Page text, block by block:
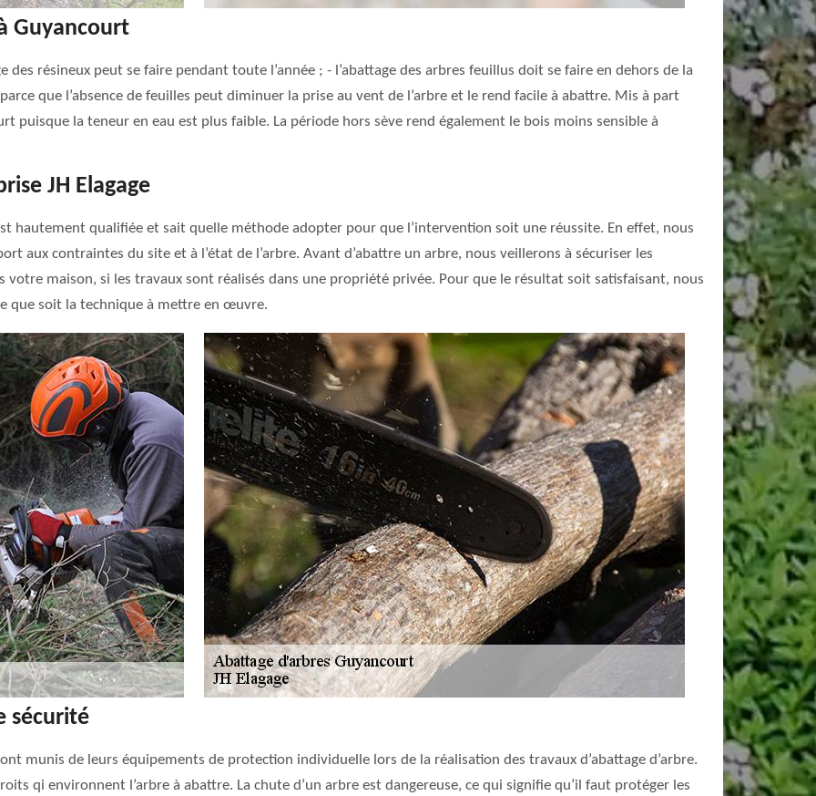
Guyancourt
des résineux peut se faire pendant toute l’année ; - l’abattage des arbres feuillus doit se faire en dehors de la
que l’absence de feuilles peut diminuer la prise au vent de l’arbre et le rend facile à abattre. Mis à part
puisque la teneur en eau est plus faible. La période hors sève rend également le bois moins sensible à
JH Elagage
est hautement qualifiée et sait quelle méthode adopter pour que l’intervention soit une réussite. En effet, nous
aux contraintes du site et à l’état de l’arbre. Avant d’abattre un arbre, nous veillerons à sécuriser les
votre maison, si les travaux sont réalisés dans une propriété privée. Pour que le résultat soit satisfaisant, nous
que soit la technique à mettre en œuvre.
sécurité
munis de leurs équipements de protection individuelle lors de la réalisation des travaux d’abattage d’arbre.
qi environnent l’arbre à abattre. La chute d’un arbre est dangereuse, ce qui signifie qu’il faut protéger les